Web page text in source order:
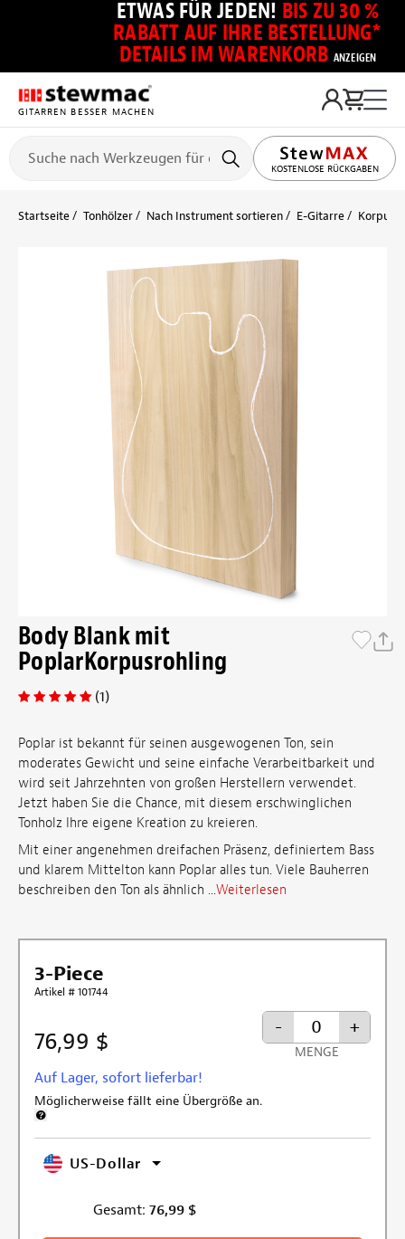
ETWAS FÜR JEDEN! BIS ZU 30 %
RABATT AUF IHRE BESTELLUNG*
DETAILS IM WARENKORB ANZEIGEN
GITARREN BESSER MACHEN
KOSTENLOSE RÜCKGABEN
Startseite Tonhölzer Nach Instrument sortieren E-Gitarre
Body Blank mit
PoplarKorpusrohling
(1)
Poplar ist bekannt für seinen ausgewogenen Ton, sein
moderates Gewicht und seine einfache Verarbeitbarkeit und
wird seit Jahrzehnten von großen Herstellern verwendet.
Jetzt haben Sie die Chance, mit diesem erschwinglichen
Tonholz Ihre eigene Kreation zu kreieren.
Mit einer angenehmen dreifachen Präsenz, definiertem Bass
und klarem Mittelton kann Poplar alles tun. Viele Bauherren
beschreiben den Ton als ähnlich ...Weiterlesen
3-Piece
Artikel # 101744
76,99 $
Auf Lager, sofort lieferbar!
Möglicherweise fällt eine Übergröße an.
- +
MENGE
US-Dollar
Gesamt: 76,99 $